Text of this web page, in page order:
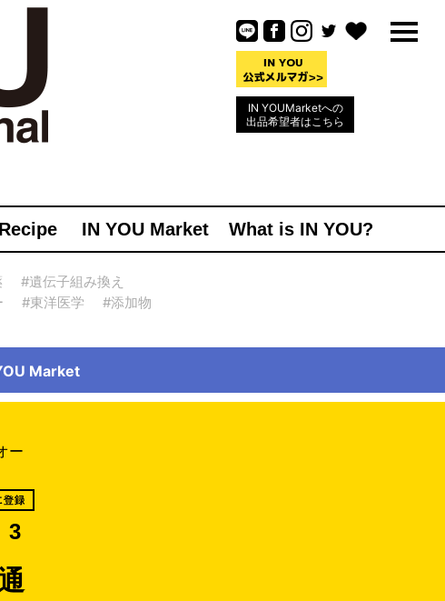
IN YOUMarketへの
出品希望者はこちら
IN YOU Market What is IN YOU?
#遺伝子組み換え
#東洋医学
#添加物
Market
ー
3